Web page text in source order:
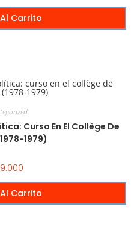
Carrito
Curso En El Collège De
1979)
Carrito